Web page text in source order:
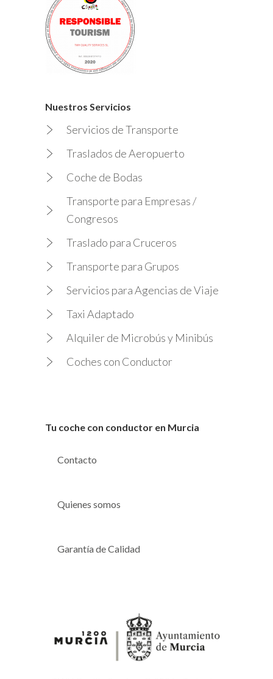
Nuestros Servicios
Servicios de Transporte
Traslados de Aeropuerto
Coche de Bodas
Transporte para Empresas /
Congresos
Traslado para Cruceros
Transporte para Grupos
Servicios para Agencias de Viaje
Taxi Adaptado
Alquiler de Microbús y Minibús
Coches con Conductor
Tu coche con conductor en Murcia
Contacto
Quienes somos
Garantía de Calidad